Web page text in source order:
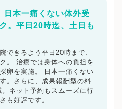
日本一痛くない体外受
。平日20時迄、土日も
できるよう平日20時まで、
。 治療では身体への負担を
卵を実施。 日本一痛くない
。さらに、成果報酬型の料
ネット予約もスムーズに行
も好評です。